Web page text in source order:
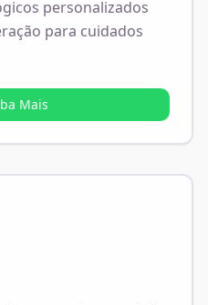
personalizados
para cuidados
Mais